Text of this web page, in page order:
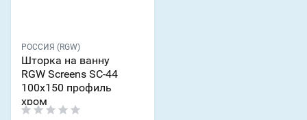
РОССИЯ (RGW)
Шторка на ванну
RGW Screens SC-44
100х150 профиль
хром